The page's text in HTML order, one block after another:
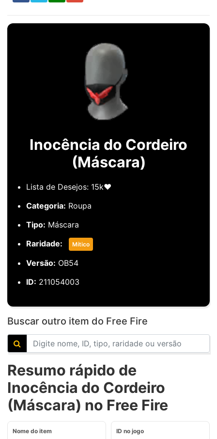
Inocência do Cordeiro
(Máscara)
Lista de Desejos: 15k❤️
Categoria: Roupa
Tipo: Máscara
Raridade:
Mítico
Versão: OB54
ID: 211054003
Buscar outro item do Free Fire
Resumo rápido de
Inocência do Cordeiro
(Máscara) no Free Fire
Nome do item ID no jogo